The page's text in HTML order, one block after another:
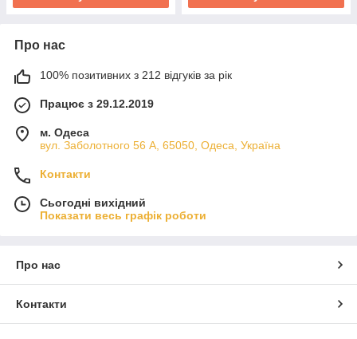
Про нас
100% позитивних з 212 відгуків за рік
Працює з 29.12.2019
м. Одеса
вул. Заболотного 56 А, 65050, Одеса, Україна
Контакти
Сьогодні вихідний
Показати весь графік роботи
Про нас
Контакти